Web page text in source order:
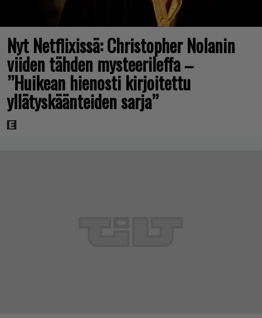
Nyt Netflixissä: Christopher Nolanin
viiden tähden mysteerileffa –
”Huikean hienosti kirjoitettu
yllätyskäänteiden sarja”